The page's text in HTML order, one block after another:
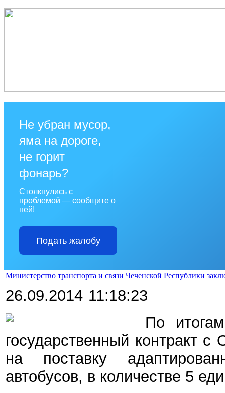
Не убран мусор,
яма на дороге,
не горит
фонарь?
Столкнулись с
проблемой — сообщите о
ней!
Подать жалобу
Министерство транспорта и связи Чеченской Республики
26.09.2014 11:18:23
По
государственный контракт
на поставку
автобусов, в количестве 5